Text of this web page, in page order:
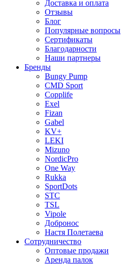
Доставка и оплата
Отзывы
Блог
Популярные вопросы
Сертификаты
Благодарности
Наши партнеры
Бренды
Bungy Pump
CMD Sport
Copplife
Exel
Fizan
Gabel
KV+
LEKI
Mizuno
NordicPro
One Way
Rukka
SportDots
STC
TSL
Vipole
Добронос
Настя Полетаева
Сотрудничество
Оптовые продажи
Аренда палок